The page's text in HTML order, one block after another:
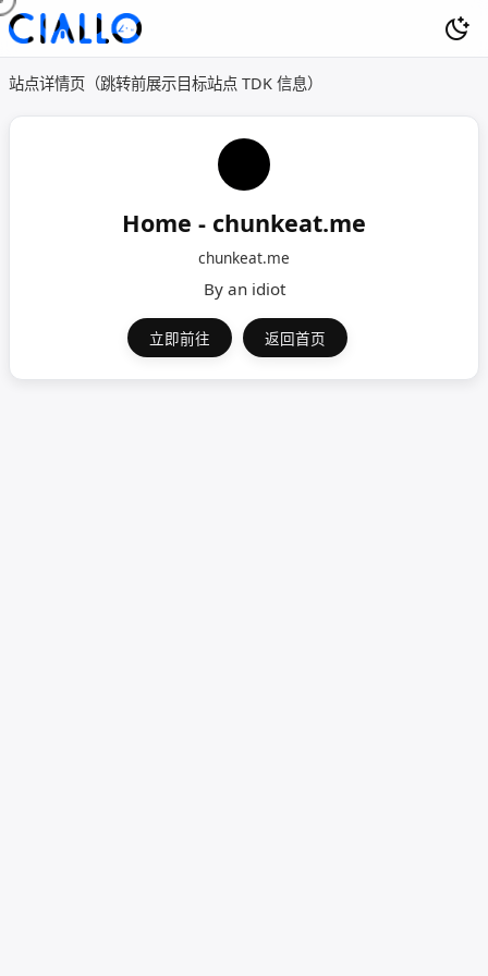
站点详情页（跳转前展示目标站点 TDK 信息）
Home - chunkeat.me
chunkeat.me
By an idiot
立即前往 返回首页